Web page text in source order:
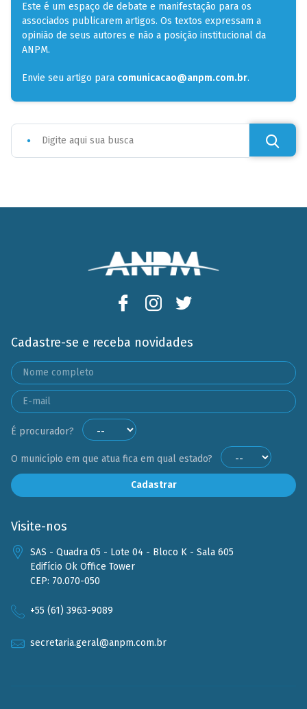
Este é um espaço de debate e manifestação para os
associados publicarem artigos. Os textos expressam a
opinião de seus autores e não a posição institucional da
ANPM.
Envie seu artigo para comunicacao@anpm.com.br.
Cadastre-se e receba novidades
É procurador?
O município em que atua fica em qual estado?
Cadastrar
Visite-nos
SAS - Quadra 05 - Lote 04 - Bloco K - Sala 605
Edifício Ok Office Tower
CEP: 70.070-050
+55 (61) 3963-9089
secretaria.geral@anpm.com.br